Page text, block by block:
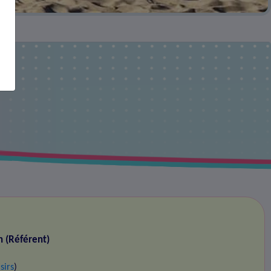
(Référent)
)